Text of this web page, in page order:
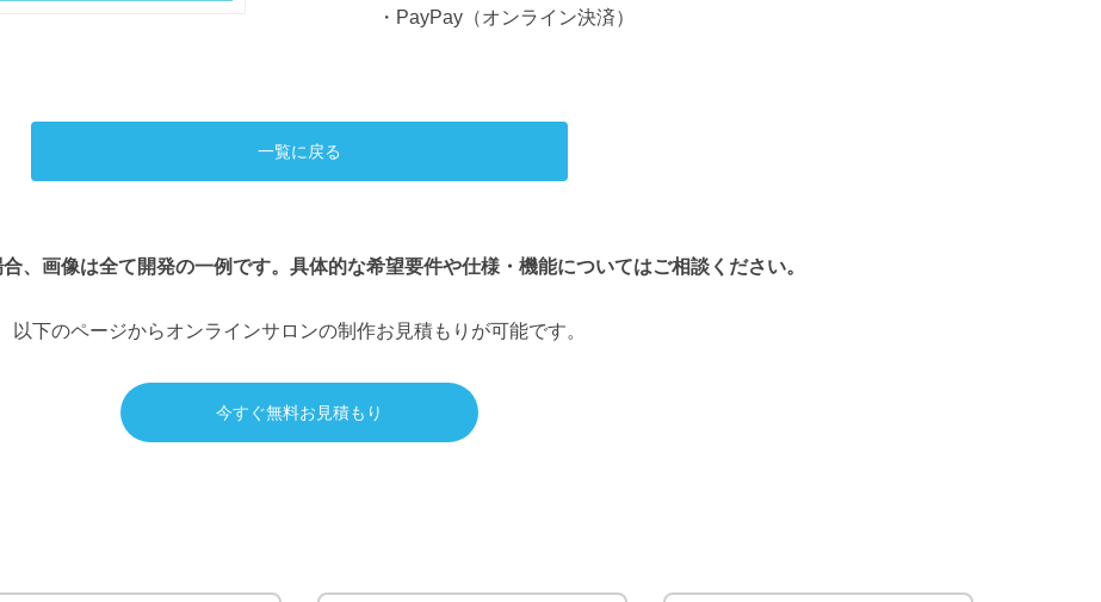
・PayPay（オンライン決済）
一覧に戻る
、画像は全て開発の一例です。具体的な希望要件や仕様・機能についてはご相談ください。
以下のページからオンラインサロンの制作お見積もりが可能です。
今すぐ無料お見積もり